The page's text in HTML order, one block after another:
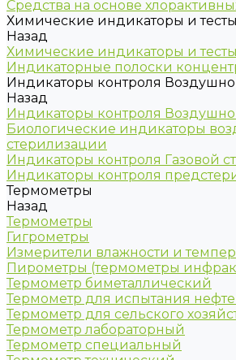
Средства на основе
Химические индикаторы и тесты
Назад
Химические индикаторы и тесты
Индикаторные полоски
Индикаторы контроля
Назад
Индикаторы контроля
Биологические индикаторы
стерилизации
Индикаторы контроля Газовой
Индикаторы контроля
Термометры
Назад
Термометры
Гигрометры
Измерители влажности и
Пирометры (термометры
Термометр биметаллический
Термометр для испытания
Термометр для сельского
Термометр лабораторный
Термометр специальный